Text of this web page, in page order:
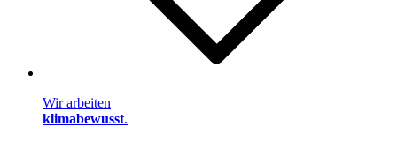
Wir arbeiten
klimabewusst.